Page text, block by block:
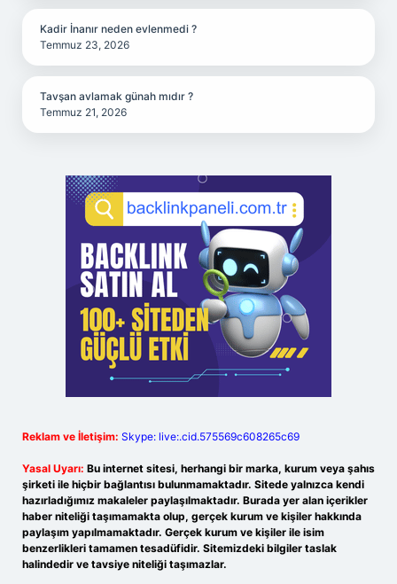
Kadir İnanır neden evlenmedi ?
Temmuz 23, 2026
Tavşan avlamak günah mıdır ?
Temmuz 21, 2026
Reklam ve İletişim: Skype: live:.cid.575569c608265c69
Yasal Uyarı: Bu internet sitesi, herhangi bir marka, kurum veya şahıs
şirketi ile hiçbir bağlantısı bulunmamaktadır. Sitede yalnızca kendi
hazırladığımız makaleler paylaşılmaktadır. Burada yer alan içerikler
haber niteliği taşımamakta olup, gerçek kurum ve kişiler hakkında
paylaşım yapılmamaktadır. Gerçek kurum ve kişiler ile isim
benzerlikleri tamamen tesadüfidir. Sitemizdeki bilgiler taslak
halindedir ve tavsiye niteliği taşımazlar.